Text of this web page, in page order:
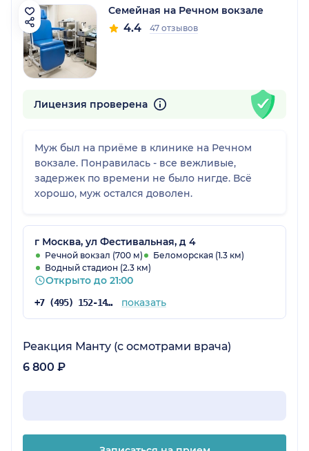
Семейная на Речном вокзале
4.4 47 отзывов
Лицензия проверена
Муж был на приёме в клинике на Речном
вокзале. Понравилась - все вежливые,
задержек по времени не было нигде. Всё
хорошо, муж остался доволен.
г Москва, ул Фестивальная, д 4
Речной вокзал (700 м)
Беломорская (1.3 км)
Водный стадион (2.3 км)
Открыто до 21:00
+7 (495) 152-14-78 показать
Реакция Манту (с осмотрами врача)
6 800 ₽